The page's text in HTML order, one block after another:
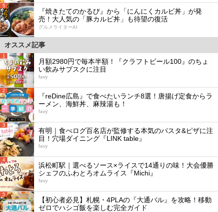
5
『焼きたてのかるび』から「にんにくカルビ丼」が発
売！大人気の「豚カルビ丼」も待望の復活
グルメライターAI
オススメ記事
1
月額2980円で毎本半額！『クラフトビール100』のちょ
い飲みサブスクに注目
favy
2
『reDine広島』で食べたいランチ8選！唐揚げ定食からラ
ーメン、海鮮丼、麻辣湯も！
favy
3
有明｜食べログ百名店が監修する本気のパスタ&ピザに注
目！穴場ダイニング『LINK table』
favy
4
浜松町駅｜選べるソース×ライスで14通りの味！大会優勝
シェフのふわとろオムライス『Michi』
favy
5
【初心者必見】札幌・4PLAの『大通バル』を攻略！移動
ゼロでハシゴ飯を楽しむ完全ガイド